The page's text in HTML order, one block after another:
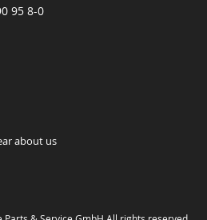
95 8-0
about us